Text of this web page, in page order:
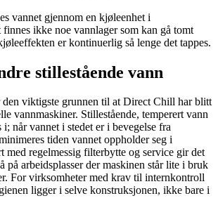
vannet gjennom en kjøleenhet i
ikke noe vannlager som kan gå tomt
er kontinuerlig så lenge det tappes.
stillestående vann
den viktigste grunnen til at Direct Chill har blitt
vannmaskiner. Stillestående, temperert vann
når vannet i stedet er i bevegelse fra
tiden vannet oppholder seg i
med regelmessig filterbytte og service gir det
på arbeidsplasser der maskinen står lite i bruk
For virksomheter med krav til internkontroll
ligger i selve konstruksjonen, ikke bare i